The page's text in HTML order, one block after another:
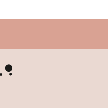
bij bestelling